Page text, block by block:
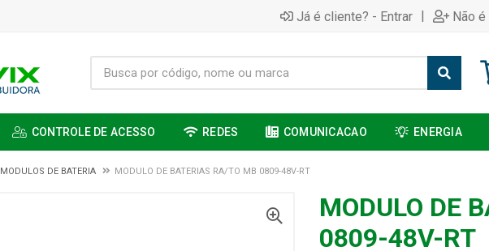
Já é cliente? - Entrar | Não
CONTROLE DE ACESSO REDES COMUNICACAO ENERGIA
MODULOS DE BATERIA MODULO DE BATERIAS RA/TO MB 0809-48V-RT
MODULO DE
0809-48V-RT